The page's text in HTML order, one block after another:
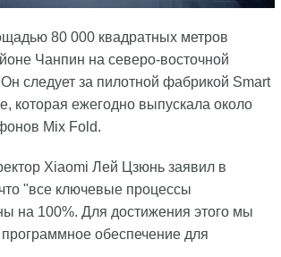
80 000 квадратных метров
Чанпин на северо-восточной
следует за пилотной фабрикой Smart
которая ежегодно выпускала около
Mix Fold.
Xiaomi Лей Цзюнь заявил в
"все ключевые процессы
на 100%. Для достижения этого мы
обеспечение для